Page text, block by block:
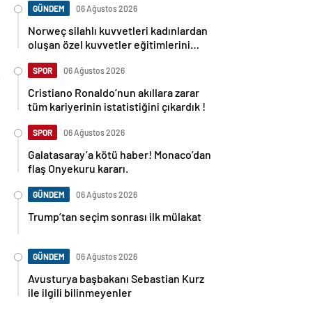
GÜNDEM 06 Ağustos 2026
Norweç silahlı kuvvetleri kadınlardan
oluşan özel kuvvetler eğitimlerini
SPOR 06 Ağustos 2026
Cristiano Ronaldo’nun akıllara zarar
tüm kariyerinin istatistiğini çıkardık !
SPOR 06 Ağustos 2026
Galatasaray’a kötü haber! Monaco’dan
flaş Onyekuru kararı.
GÜNDEM 06 Ağustos 2026
Trump’tan seçim sonrası ilk mülakat
GÜNDEM 06 Ağustos 2026
Avusturya başbakanı Sebastian Kurz
ile ilgili bilinmeyenler